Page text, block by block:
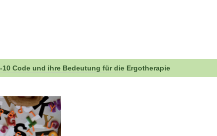
Code und ihre Bedeutung für die Ergotherapie